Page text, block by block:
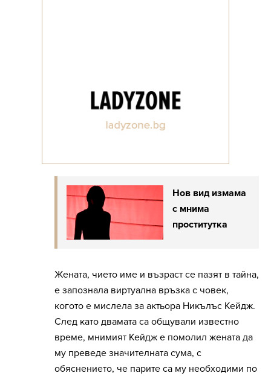
Нов вид измама
с мнима
проститутка
Жената, чието име и възраст се пазят в тайна,
е запознала виртуална връзка с човек,
когото е мислела за актьора Никълъс Кейдж.
След като двамата са общували известно
време, мнимият Кейдж е помолил жената да
му преведе значителната сума, с
обяснението, че парите са му необходими по